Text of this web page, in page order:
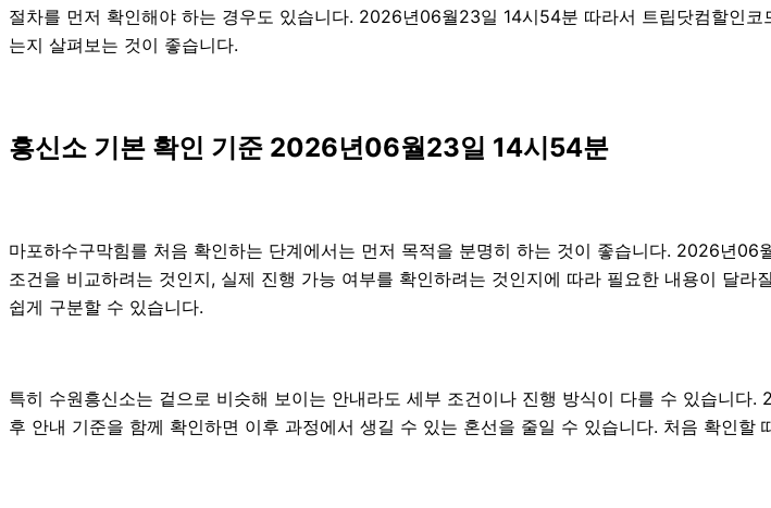
절차를 먼저 확인해야 하는 경우도 있습니다. 2026년06월23일 14시54분 따라서 트립닷컴할인
는지 살펴보는 것이 좋습니다.
흥신소 기본 확인 기준 2026년06월23일 14시54분
마포하수구막힘를 처음 확인하는 단계에서는 먼저 목적을 분명히 하는 것이 좋습니다. 2026년
조건을 비교하려는 것인지, 실제 진행 가능 여부를 확인하려는 것인지에 따라 필요한 내용이 달
쉽게 구분할 수 있습니다.
특히 수원흥신소는 겉으로 비슷해 보이는 안내라도 세부 조건이나 진행 방식이 다를 수 있습니
후 안내 기준을 함께 확인하면 이후 과정에서 생길 수 있는 혼선을 줄일 수 있습니다. 처음 확인할